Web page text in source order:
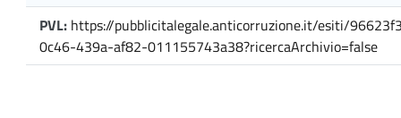
PVL: https://pubblicitalegale.anticorruzione.it/esiti/
0c46-439a-af82-011155743a38?ricercaArchivio=false